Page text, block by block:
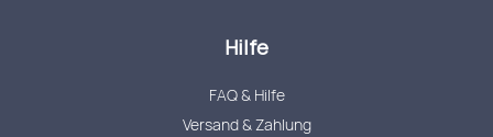
Hilfe
FAQ & Hilfe
Versand & Zahlung